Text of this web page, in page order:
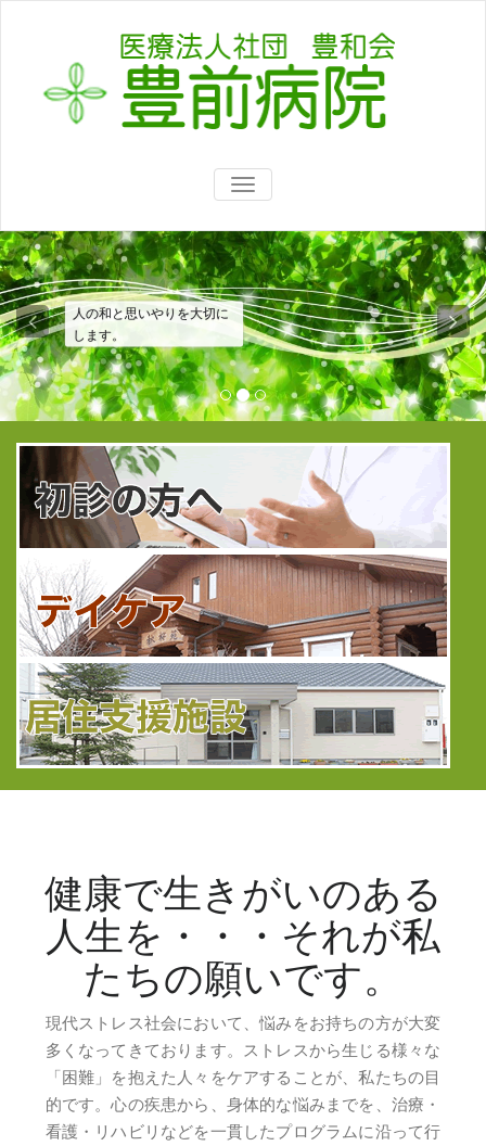
TOGGLE
NAVIGATION
人の和と思いやりを大切に
します。
健康で生きがいのある
人生を・・・それが私
たちの願いです。
現代ストレス社会において、悩みをお持ちの方が大変
多くなってきております。ストレスから生じる様々な
「困難」を抱えた人々をケアすることが、私たちの目
的です。心の疾患から、身体的な悩みまでを、治療・
看護・リハビリなどを一貫したプログラムに沿って行